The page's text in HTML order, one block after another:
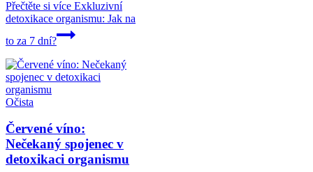
Přečtěte si více Exkluzivní
detoxikace organismu: Jak na
to za 7 dní?
Očista
Červené víno:
Nečekaný spojenec v
detoxikaci organismu